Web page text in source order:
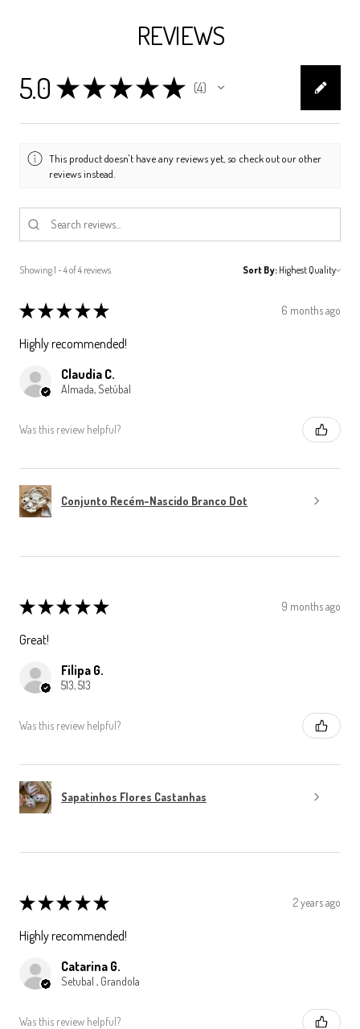
REVIEWS
5.0 ★★★★★ 4
4
This product doesn't have any reviews yet, so check out our other
reviews instead.
Showing 1 - 4 of 4 reviews. Sort By:
★★★★★ 6 months ago
Highly recommended!
Claudia C.
Almada, Setúbal
Was this review helpful?
Conjunto Recém-Nascido Branco Dot
★★★★★ 9 months ago
Great!
Filipa G.
513, 513
Was this review helpful?
Sapatinhos Flores Castanhas
★★★★★ 2 years ago
Highly recommended!
Catarina G.
Setubal , Grandola
Was this review helpful?